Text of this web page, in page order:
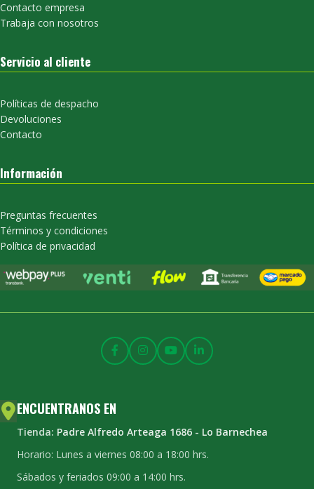
Contacto empresa
Trabaja con nosotros
Servicio al cliente
Políticas de despacho
Devoluciones
Contacto
Información
Preguntas frecuentes
Términos y condiciones
Política de privacidad
ENCUENTRANOS EN
Tienda: Padre Alfredo Arteaga 1686 - Lo Barnechea
Horario: Lunes a viernes 08:00 a 18:00 hrs.
Sábados y feriados 09:00 a 14:00 hrs.